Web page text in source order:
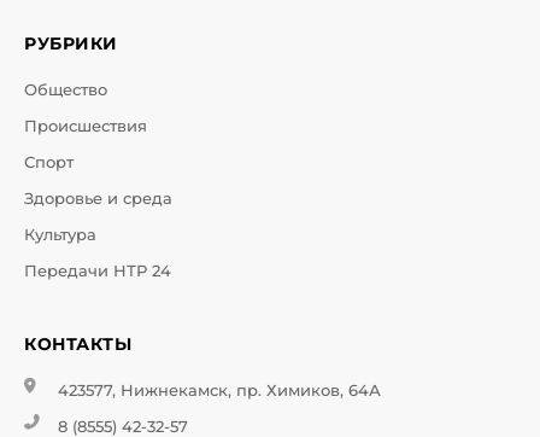
РУБРИКИ
Общество
Происшествия
Спорт
Здоровье и среда
Культура
Передачи НТР 24
КОНТАКТЫ
423577, Нижнекамск, пр. Химиков, 64А
8 (8555) 42-32-57